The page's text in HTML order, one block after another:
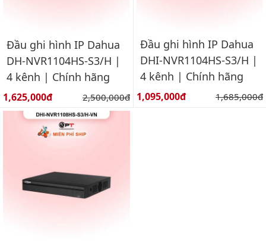
Đầu ghi hình IP Dahua
DH-NVR1104HS-S3/H |
4 kênh | Chính hãng
Giá bán:
1,625,000đ Giá gốc:
2,500,000đ
Đầu ghi hình IP Dahua
DHI-NVR1104HS-S3/H |
4 kênh | Chính hãng
Giá bán:
1,095,000đ Giá gốc:
1,685,000đ